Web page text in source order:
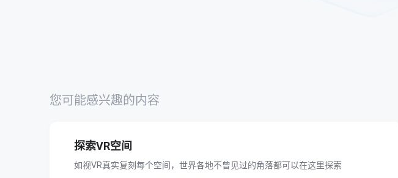
您可能感兴趣的内容
探索VR空间
如视VR真实复刻每个空间，世界各地不曾见过的角落都可以在这里探索